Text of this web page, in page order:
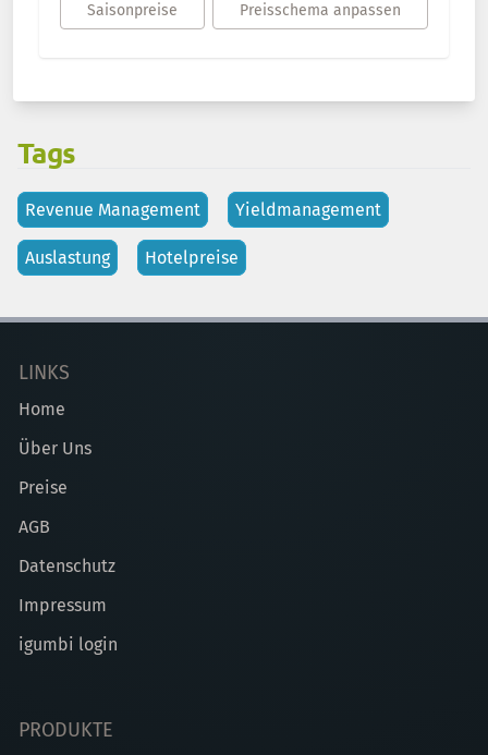
Saisonpreise Preisschema anpassen
Tags
Revenue Management Yieldmanagement
Auslastung Hotelpreise
LINKS
Home
Über Uns
Preise
AGB
Datenschutz
Impressum
igumbi login
PRODUKTE